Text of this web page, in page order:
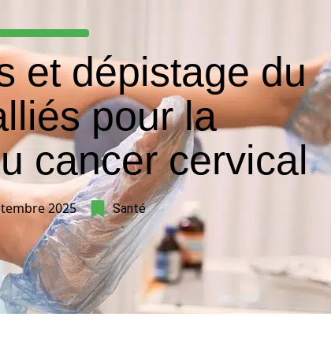
et dépistage du
pour la
cancer cervical
2025 Santé